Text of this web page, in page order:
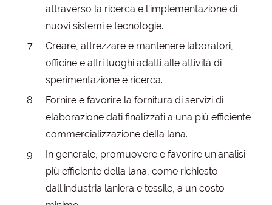
attraverso la ricerca e l'implementazione di
nuovi sistemi e tecnologie.
Creare, attrezzare e mantenere laboratori,
officine e altri luoghi adatti alle attività di
sperimentazione e ricerca.
Fornire e favorire la fornitura di servizi di
elaborazione dati finalizzati a una più efficiente
commercializzazione della lana.
In generale, promuovere e favorire un'analisi
più efficiente della lana, come richiesto
dall'industria laniera e tessile, a un costo